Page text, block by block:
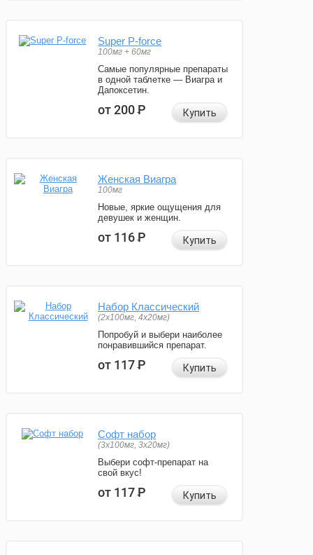
Super P-force
100мг + 60мг
Самые популярные препараты
в одной таблетке — Виагра и
Дапоксетин.
от 200Р Купить
Женская Виагра
100мг
Новые, яркие ощущения для
девушек и женщин.
от 116Р Купить
Набор Классический
(2x100мг, 4x20мг)
Попробуй и выбери наиболее
понравившийся препарат.
от 117Р Купить
Софт набор
(3x100мг, 3x20мг)
Выбери софт-препарат на
свой вкус!
от 117Р Купить